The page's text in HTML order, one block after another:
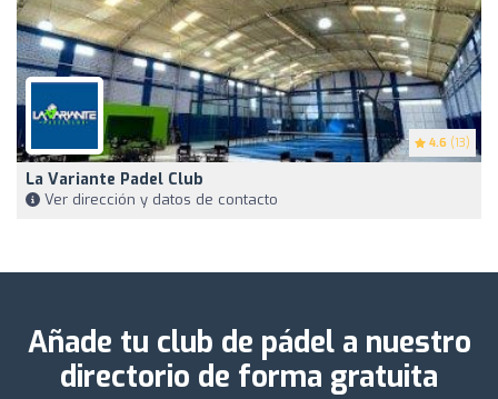
4.6 (13)
La Variante Padel Club
Ver dirección y datos de contacto
Añade tu club de pádel a nuestro
directorio de forma gratuita